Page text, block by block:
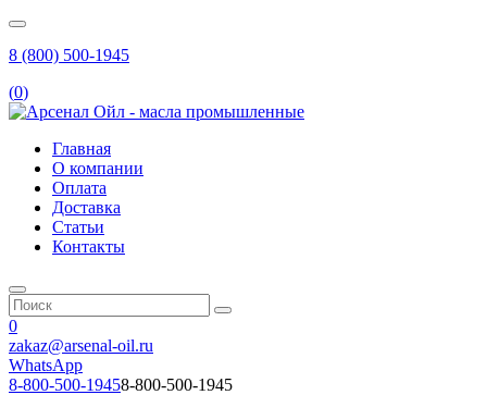
8 (800) 500-1945
(0)
Главная
О компании
Оплата
Доставка
Статьи
Контакты
0
zakaz@arsenal-oil.ru
WhatsApp
8-800-500-19458-800-500-1945